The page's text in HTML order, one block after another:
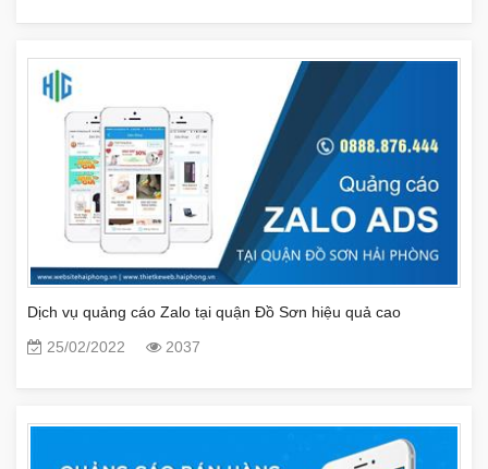
Dịch vụ quảng cáo Zalo tại quận Đồ Sơn hiệu quả cao
25/02/2022
2037